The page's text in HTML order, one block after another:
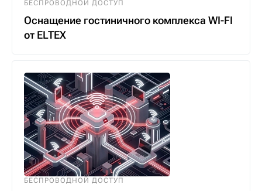
БЕСПРОВОДНОЙ ДОСТУП
Оснащение гостиничного комплекса WI-FI
от ELTEX
БЕСПРОВОДНОЙ ДОСТУП